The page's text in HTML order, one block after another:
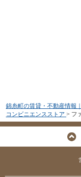
錦糸町の賃貸・不動産情報
コンビニエンスストア > フ